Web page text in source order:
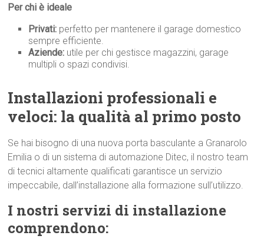
Per chi è ideale
Privati: perfetto per mantenere il garage domestico
sempre efficiente.
Aziende: utile per chi gestisce magazzini, garage
multipli o spazi condivisi.
Installazioni professionali e
veloci: la qualità al primo posto
Se hai bisogno di una nuova porta basculante a Granarolo
Emilia o di un sistema di automazione Ditec, il nostro team
di tecnici altamente qualificati garantisce un servizio
impeccabile, dall’installazione alla formazione sull’utilizzo.
I nostri servizi di installazione
comprendono: